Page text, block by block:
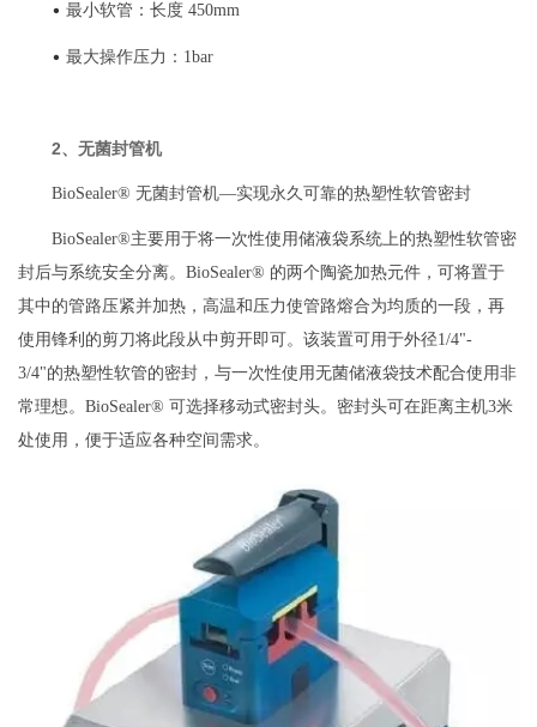
• 最小软管：长度 450mm
• 最大操作压力：1bar
2、无菌封管机
BioSealer® 无菌封管机—实现永久可靠的热塑性软管密封
BioSealer®主要用于将一次性使用储液袋系统上的热塑性软管密
封后与系统安全分离。BioSealer® 的两个陶瓷加热元件，可将置于
其中的管路压紧并加热，高温和压力使管路熔合为均质的一段，再
使用锋利的剪刀将此段从中剪开即可。该装置可用于外径1/4"-
3/4"的热塑性软管的密封，与一次性使用无菌储液袋技术配合使用非
常理想。BioSealer® 可选择移动式密封头。密封头可在距离主机3米
处使用，便于适应各种空间需求。